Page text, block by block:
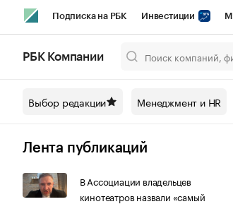
Подписка на РБК Инвестиции
Спецпроекты СПб Конференции СПб
Технологии и медиа
РБК Компании
Выбор редакции Менеджмент и HR
Лента публикаций
В Ассоциации владельцев
кинотеатров назвали «самый